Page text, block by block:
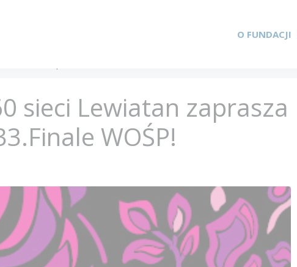
O FUNDACJI
sieci Lewiatan zaprasza
WOŚP!